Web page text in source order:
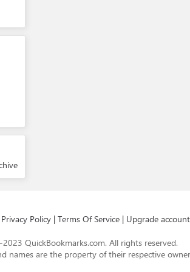
Privacy Policy | Terms Of Service | Upgrade account
QuickBookmarks.com. All rights reserved.
names are the property of their respective